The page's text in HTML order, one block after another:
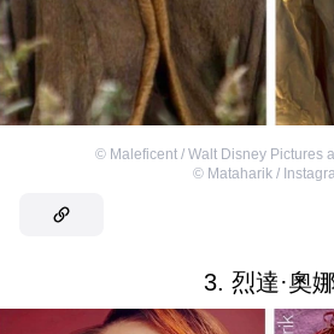
© Maleficent / Walt Disney Pictures
© Mataharik /
3. 烈達·奧